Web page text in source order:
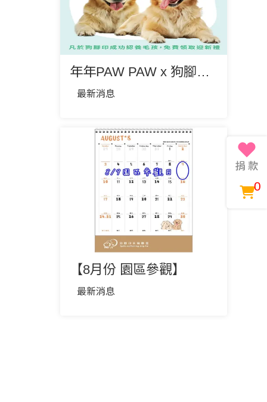
年年PAW PAW x 狗腳印｜年年迎新禮，溫暖毛孩心！
最新消息
【8月份 園區參觀】
最新消息
0